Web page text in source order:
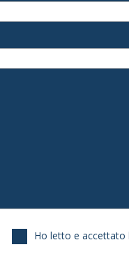
Ho letto e accettato